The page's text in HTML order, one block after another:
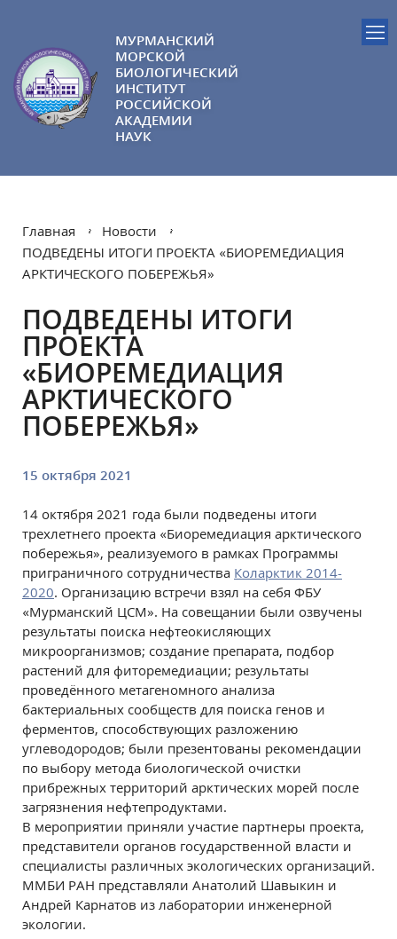
МУРМАНСКИЙ
МОРСКОЙ
БИОЛОГИЧЕСКИЙ
ИНСТИТУТ
РОССИЙСКОЙ
АКАДЕМИИ
НАУК
Главная
Новости
ПОДВЕДЕНЫ ИТОГИ ПРОЕКТА «БИОРЕМЕДИАЦИЯ
АРКТИЧЕСКОГО ПОБЕРЕЖЬЯ»
ПОДВЕДЕНЫ ИТОГИ
ПРОЕКТА
«БИОРЕМЕДИАЦИЯ
АРКТИЧЕСКОГО
ПОБЕРЕЖЬЯ»
15 октября 2021
14 октября 2021 года были подведены итоги
трехлетнего проекта «Биоремедиация арктического
побережья», реализуемого в рамках Программы
приграничного сотрудничества Коларктик 2014-
2020. Организацию встречи взял на себя ФБУ
«Мурманский ЦСМ». На совещании были озвучены
результаты поиска нефтеокисляющих
микроорганизмов; создание препарата, подбор
растений для фиторемедиации; результаты
проведённого метагеномного анализа
бактериальных сообществ для поиска генов и
ферментов, способствующих разложению
углеводородов; были презентованы рекомендации
по выбору метода биологической очистки
прибрежных территорий арктических морей после
загрязнения нефтепродуктами.
В мероприятии приняли участие партнеры проекта,
представители органов государственной власти и
специалисты различных экологических организаций.
ММБИ РАН представляли Анатолий Шавыкин и
Андрей Карнатов из лаборатории инженерной
экологии.